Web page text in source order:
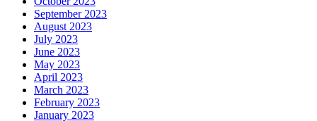
September 2023
August 2023
July 2023
June 2023
May 2023
April 2023
March 2023
February 2023
January 2023